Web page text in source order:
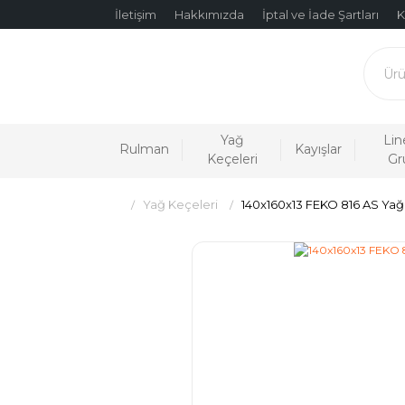
İletişim Hakkımızda İptal ve İade Şartları
Rulman
Yağ
Keçeleri
Kayışlar
Yağ Keçeleri 140x160x13 FEKO 816 AS